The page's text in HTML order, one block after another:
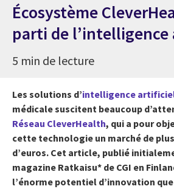
Écosystème
parti de
5 min de lecture
Les solutions d’intelligence
médicale suscitent beaucoup
Réseau CleverHealth, qui a pour
cette technologie un marché de
d’euros. Cet article, publié
magazine Ratkaisu* de CGI en
l’énorme potentiel d’innovation